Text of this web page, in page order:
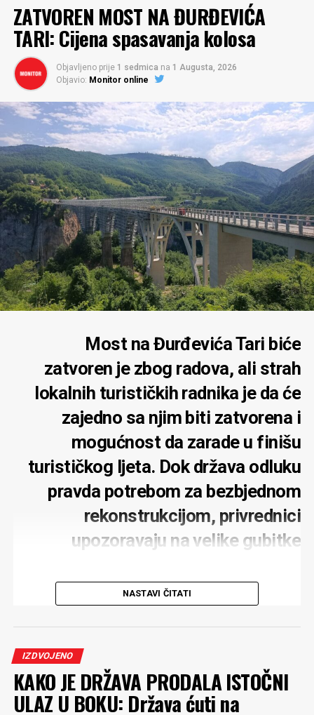
ZATVOREN MOST NA ĐURĐEVIĆA
TARI: Cijena spasavanja kolosa
Objavljeno prije 1 sedmica na 1 Augusta, 2026
Objavio: Monitor online
Most na Đurđevića Tari biće
zatvoren je zbog radova, ali strah
lokalnih turističkih radnika je da će
zajedno sa njim biti zatvorena i
mogućnost da zarade u finišu
turističkog ljeta. Dok država odluku
pravda potrebom za bezbjednom
rekonstrukcijom, privrednici
upozoravaju na velike gubitke
Potpuno zatvaranje mosta na Đurđevića Tari zbog
rekonstrukcije moglo bi ozbiljno pogoditi turističku
privredu tog kraja, upozoravaju lokalni privrednici.
Posebno strahuju za rafting turizam, koji tokom ljeta
predstavlja jedan od najvažnijih izvora prihoda. Iako
NASTAVI ČITATI
IZDVOJENO
KAKO JE DRŽAVA PRODALA ISTOČNI
ULAZ U BOKU: Država ćuti na